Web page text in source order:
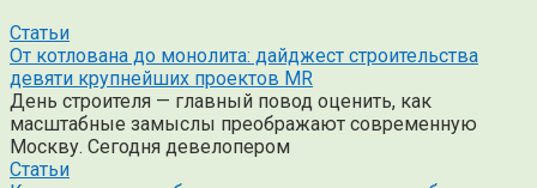
Статьи
От котлована до монолита: дайджест строительства
девяти крупнейших проектов MR
День строителя — главный повод оценить, как
масштабные замыслы преображают современную
Москву. Сегодня девелопером
Статьи